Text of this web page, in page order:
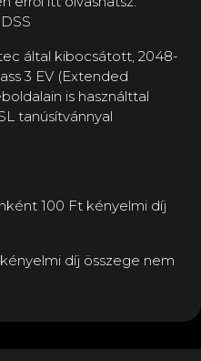
által kibocsátott, 2048-
3 EV (Extended
is használttal
tanúsítvánnyal
100 Ft kényelmi díj
díj összege nem